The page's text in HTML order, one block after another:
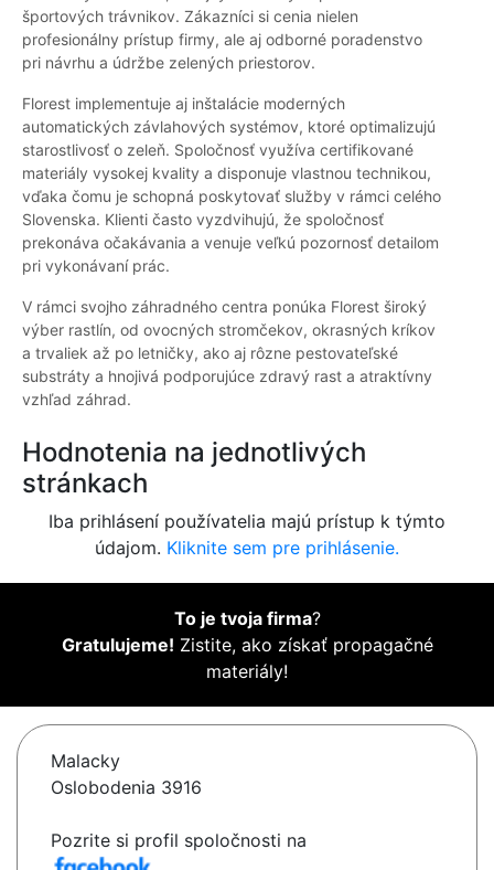
športových trávnikov. Zákazníci si cenia nielen
profesionálny prístup firmy, ale aj odborné poradenstvo
pri návrhu a údržbe zelených priestorov.
Florest implementuje aj inštalácie moderných
automatických závlahových systémov, ktoré optimalizujú
starostlivosť o zeleň. Spoločnosť využíva certifikované
materiály vysokej kvality a disponuje vlastnou technikou,
vďaka čomu je schopná poskytovať služby v rámci celého
Slovenska. Klienti často vyzdvihujú, že spoločnosť
prekonáva očakávania a venuje veľkú pozornosť detailom
pri vykonávaní prác.
V rámci svojho záhradného centra ponúka Florest široký
výber rastlín, od ovocných stromčekov, okrasných kríkov
a trvaliek až po letničky, ako aj rôzne pestovateľské
substráty a hnojivá podporujúce zdravý rast a atraktívny
vzhľad záhrad.
Hodnotenia na jednotlivých
stránkach
Iba prihlásení používatelia majú prístup k týmto
údajom. Kliknite sem pre prihlásenie.
To je tvoja firma?
Gratulujeme! Zistite, ako získať propagačné
materiály!
Malacky
Oslobodenia 3916
Pozrite si profil spoločnosti na